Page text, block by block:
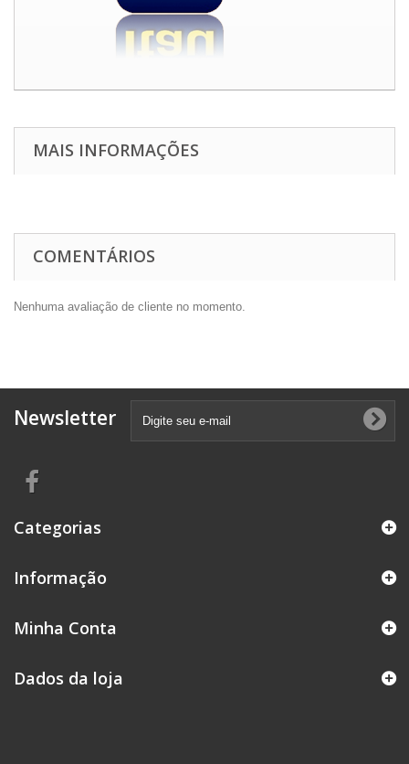
MAIS INFORMAÇÕES
COMENTÁRIOS
Nenhuma avaliação de cliente no momento.
Newsletter
Categorias
Informação
Minha Conta
Dados da loja